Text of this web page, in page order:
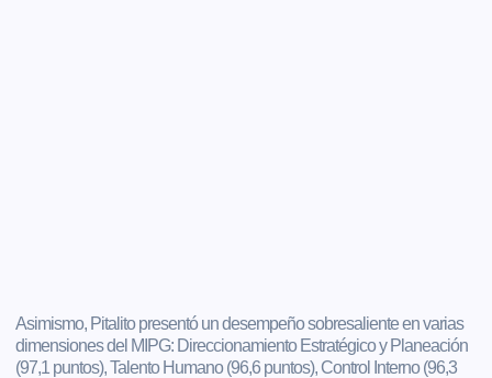
Asimismo, Pitalito presentó un desempeño sobresaliente en varias
dimensiones del MIPG: Direccionamiento Estratégico y Planeación
(97,1 puntos), Talento Humano (96,6 puntos), Control Interno (96,3